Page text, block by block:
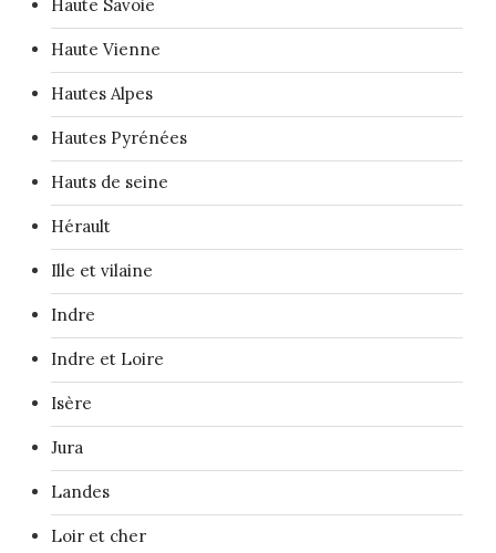
Haute Savoie
Haute Vienne
Hautes Alpes
Hautes Pyrénées
Hauts de seine
Hérault
Ille et vilaine
Indre
Indre et Loire
Isère
Jura
Landes
Loir et cher